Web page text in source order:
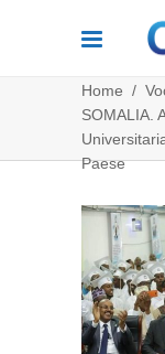
Home /
SOMALIA.
Paese